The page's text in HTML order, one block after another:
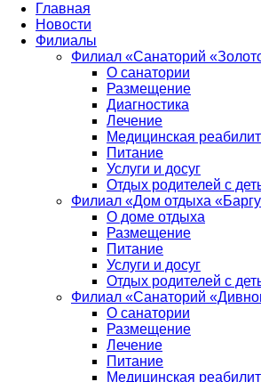
Главная
Новости
Филиалы
Филиал «Санаторий
О санатории
Размещение
Диагностика
Лечение
Медицинская
Питание
Услуги и досуг
Отдых родителей с
Филиал «Дом отдыха
О доме отдыха
Размещение
Питание
Услуги и досуг
Отдых родителей с
Филиал «Санаторий
О санатории
Размещение
Лечение
Питание
Медицинская